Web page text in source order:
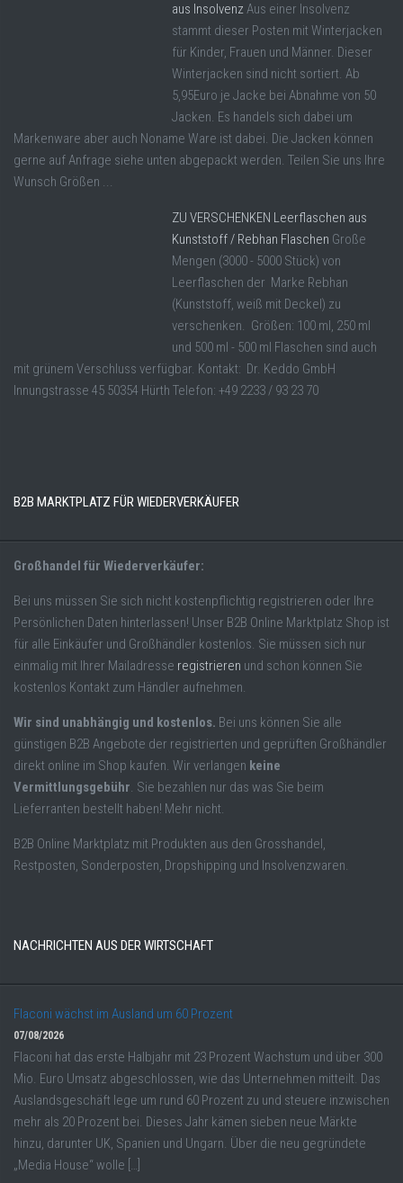
aus InsolvenzAus einer Insolvenz
stammt dieser Posten mit Winterjacken
für Kinder, Frauen und Männer. Dieser
Winterjacken sind nicht sortiert. Ab
5,95Euro je Jacke bei Abnahme von 50
Jacken. Es handels sich dabei um
Markenware aber auch Noname Ware ist dabei. Die Jacken können
gerne auf Anfrage siehe unten abgepackt werden. Teilen Sie uns Ihre
Wunsch Größen ...
ZU VERSCHENKEN Leerflaschen aus
Kunststoff / Rebhan Flaschen Große
Mengen (3000 - 5000 Stück) von
Leerflaschen der Marke Rebhan
(Kunststoff, weiß mit Deckel) zu
verschenken. Größen: 100 ml, 250 ml
und 500 ml - 500 ml Flaschen sind auch
mit grünem Verschluss verfügbar. Kontakt: Dr. Keddo GmbH
Innungstrasse 45 50354 Hürth Telefon: +49 2233 / 93 23 70
B2B MARKTPLATZ FÜR WIEDERVERKÄUFER
Großhandel für Wiederverkäufer:
Bei uns müssen Sie sich nicht kostenpflichtig registrieren oder Ihre
Persönlichen Daten hinterlassen! Unser B2B Online Marktplatz Shop ist
für alle Einkäufer und Großhändler kostenlos. Sie müssen sich nur
einmalig mit Ihrer Mailadresse registrieren und schon können Sie
kostenlos Kontakt zum Händler aufnehmen.
Wir sind unabhängig und kostenlos. Bei uns können Sie alle
günstigen B2B Angebote der registrierten und geprüften Großhändler
direkt online im Shop kaufen. Wir verlangen keine
Vermittlungsgebühr. Sie bezahlen nur das was Sie beim
Lieferranten bestellt haben! Mehr nicht.
B2B Online Marktplatz mit Produkten aus den Grosshandel,
Restposten, Sonderposten, Dropshipping und Insolvenzwaren.
NACHRICHTEN AUS DER WIRTSCHAFT
Flaconi wächst im Ausland um 60 Prozent
07/08/2026
Flaconi hat das erste Halbjahr mit 23 Prozent Wachstum und über 300
Mio. Euro Umsatz abgeschlossen, wie das Unternehmen mitteilt. Das
Auslandsgeschäft lege um rund 60 Prozent zu und steuere inzwischen
mehr als 20 Prozent bei. Dieses Jahr kämen sieben neue Märkte
hinzu, darunter UK, Spanien und Ungarn. Über die neu gegründete
„Media House“ wolle […]